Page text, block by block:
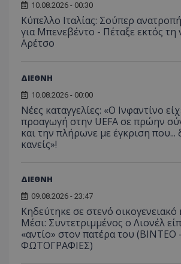
10.08.2026 - 00:30
Κύπελλο Ιταλίας: Σούπερ
για Μπενεβέντο - Πέταξε εκτός
Αρέτσο
ΔΙΕΘΝΗ
10.08.2026 - 00:00
Νέες καταγγελίες: «Ο Ινφαντίνο
προαγωγή στην UEFA σε πρώην
και την πλήρωνε με έγκριση που...
κανείς»!
ΔΙΕΘΝΗ
09.08.2026 - 23:47
Κηδεύτηκε σε στενό
Μέσι: Συντετριμμένος ο Λιονέλ
«αντίο» στον πατέρα του (ΒΙΝΤΕΟ -
ΦΩΤΟΓΡΑΦΙΕΣ)